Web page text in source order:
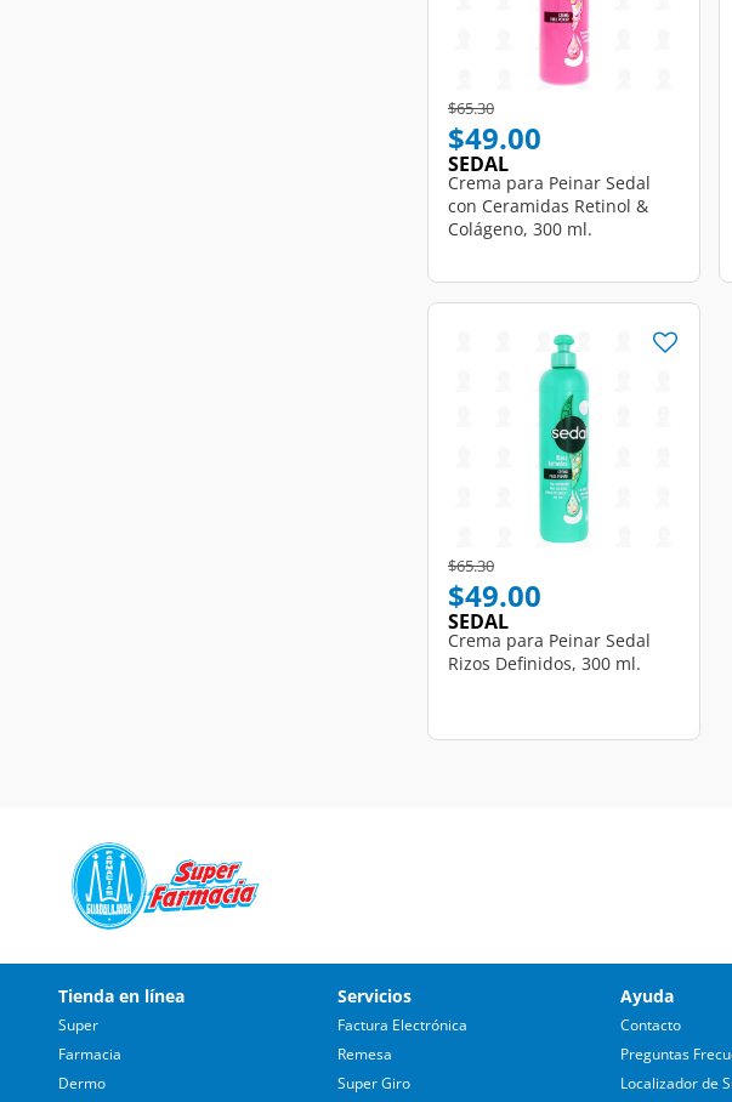
Price reduced from
$65.30to
$49.00
SEDAL
Crema para Peinar Sedal
con Ceramidas Retinol &
Colágeno, 300 ml.
Price reduced from
$65.30to
$49.00
SEDAL
Crema para Peinar Sedal
Rizos Definidos, 300 ml.
Tienda en línea
Super
Farmacia
Dermo
Servicios
Factura Electrónica
Remesa
Super Giro
Ayuda
Contacto
Preguntas
Localizador de